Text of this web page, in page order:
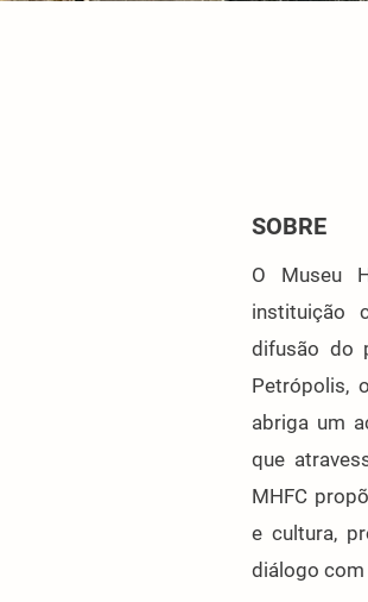
SOBRE
O Museu
instituição
difusão do
Petrópolis,
abriga um
que
MHFC
e cultura,
diálogo com